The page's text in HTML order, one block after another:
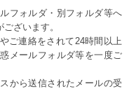
フォルダ・別フォルダ等へ
ざいます。
ご連絡をされて24時間以上
メールフォルダ等を一度ご
から送信されたメールの受